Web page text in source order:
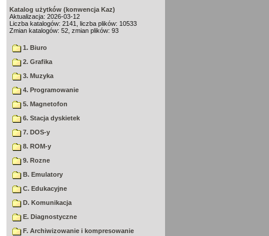
Katalog użytków (konwencja Kaz)
Aktualizacja: 2026-03-12
Liczba katalogów: 2141, liczba plików: 10533
Zmian katalogów: 52, zmian plików: 93
1. Biuro
2. Grafika
3. Muzyka
4. Programowanie
5. Magnetofon
6. Stacja dyskietek
7. DOS-y
8. ROM-y
9. Rozne
B. Emulatory
C. Edukacyjne
D. Komunikacja
E. Diagnostyczne
F. Archiwizowanie i kompresowanie